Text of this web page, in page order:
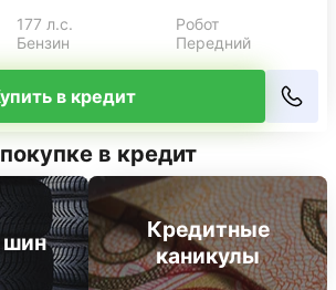
177 л.с.
Робот
Бензин Передний
в кредит
в кредит
шин
Кредитные
каникулы